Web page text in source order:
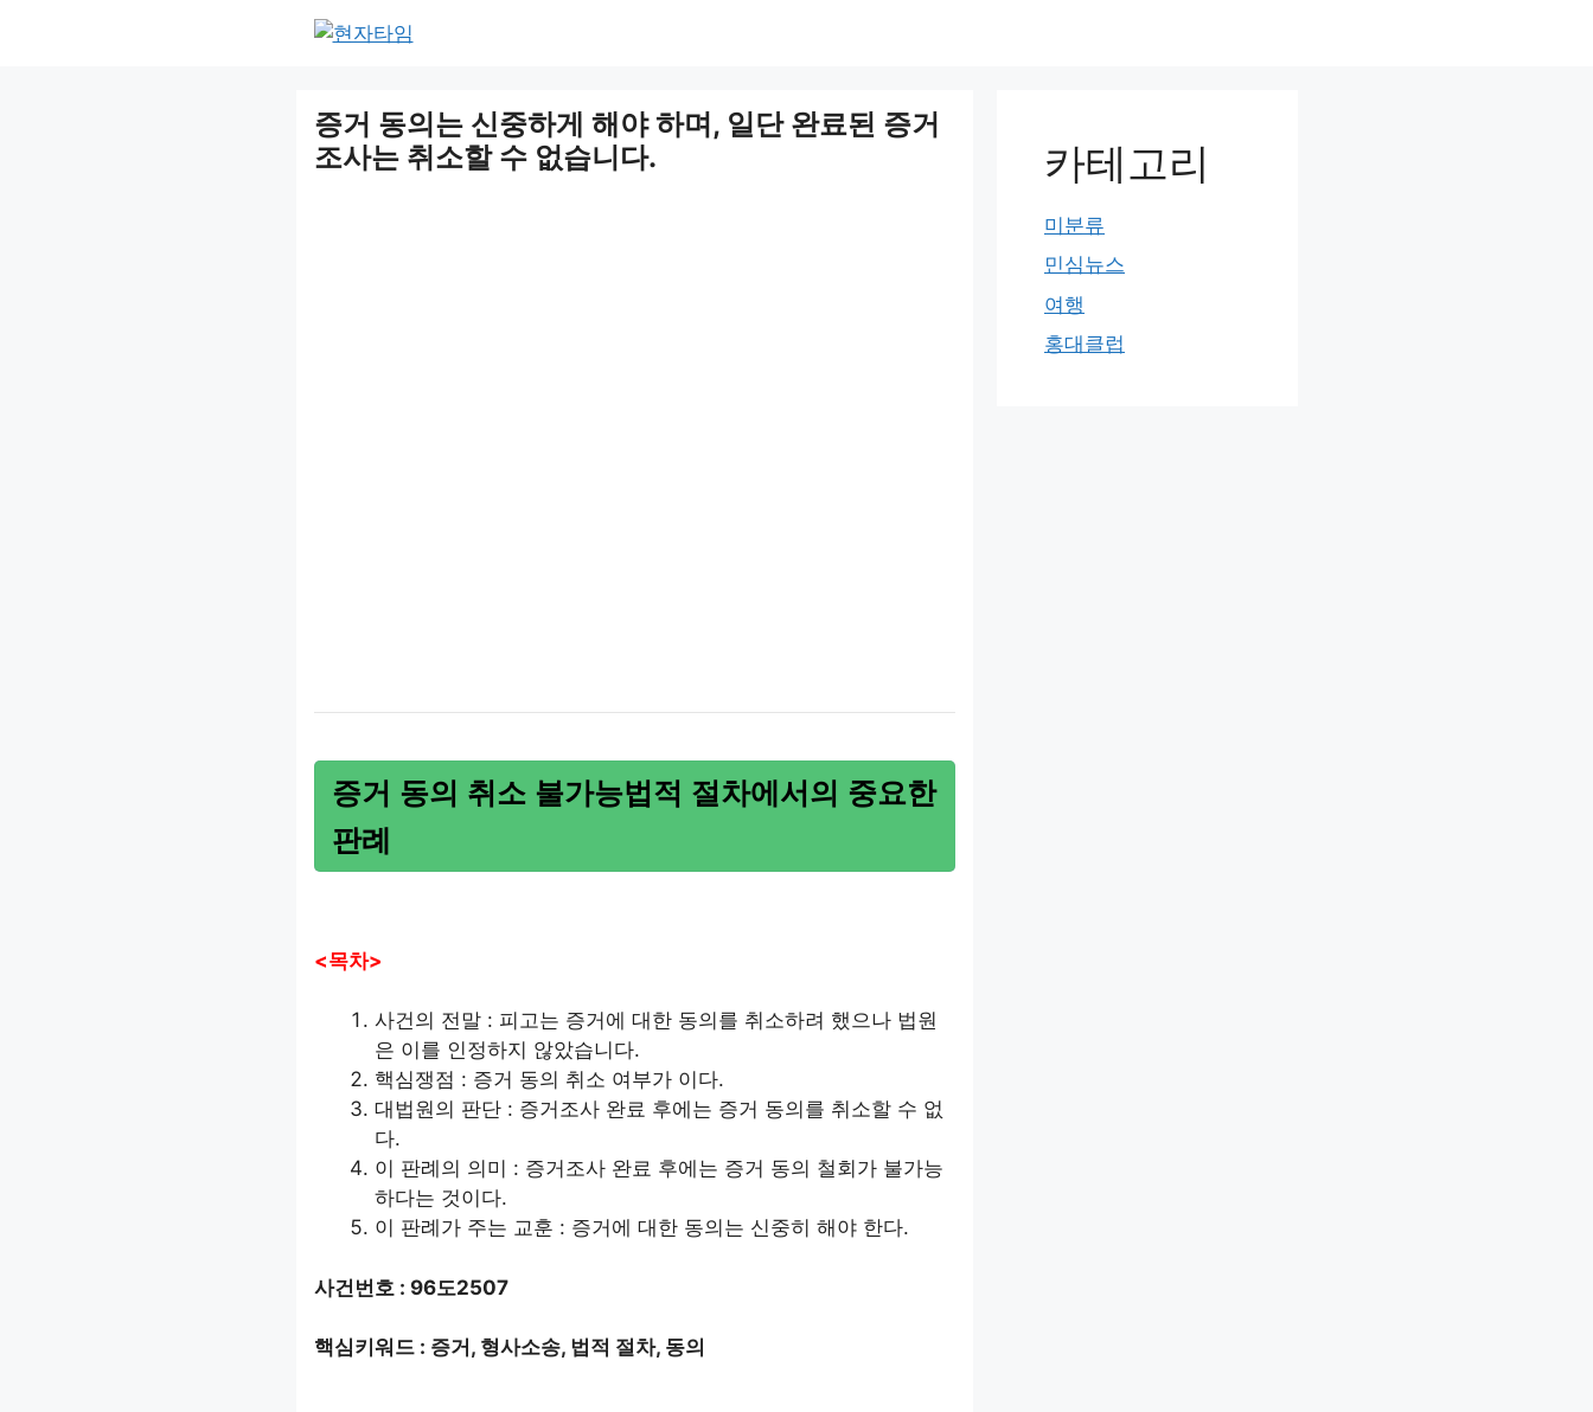
증거 동의는 신중하게 해야 하며, 일단 완료된 증거
조사는 취소할 수 없습니다.
증거 동의 취소 불가능법적 절차에서의 중요한
판례
<목차>
사건의 전말 : 피고는 증거에 대한 동의를 취소하려 했으나 법원
은 이를 인정하지 않았습니다.
핵심쟁점 : 증거 동의 취소 여부가 이다.
대법원의 판단 : 증거조사 완료 후에는 증거 동의를 취소할 수 없
다.
이 판례의 의미 : 증거조사 완료 후에는 증거 동의 철회가 불가능
하다는 것이다.
이 판례가 주는 교훈 : 증거에 대한 동의는 신중히 해야 한다.
사건번호 : 96도2507
핵심키워드 : 증거, 형사소송, 법적 절차, 동의
카테고리
미분류
민심뉴스
여행
홍대클럽